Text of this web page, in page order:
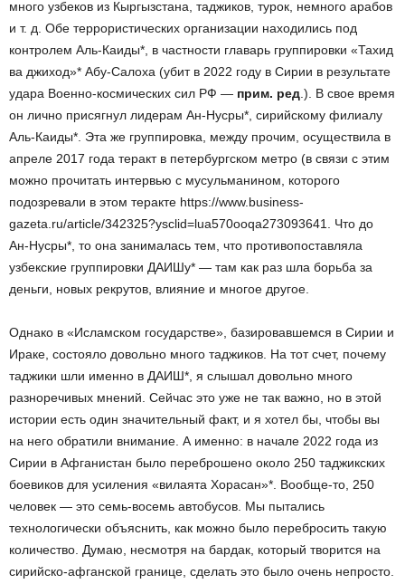
много узбеков из Кыргызстана, таджиков, турок, немного арабов
и т. д. Обе террористических организации находились под
контролем Аль-Каиды*, в частности главарь группировки «Тахид
ва джиход»* Абу-Салоха (убит в 2022 году в Сирии в результате
удара Военно-космических сил РФ — прим. ред .). В свое время
он лично присягнул лидерам Ан-Нусры*, сирийскому филиалу
Аль-Каиды*. Эта же группировка, между прочим, осуществила в
апреле 2017 года теракт в петербургском метро (в связи с этим
можно прочитать интервью с мусульманином, которого
подозревали в этом теракте https://www.business-
gazeta.ru/article/342325?ysclid=lua570ooqa273093641. Что до
Ан-Нусры*, то она занималась тем, что противопоставляла
узбекские группировки ДАИШу* — там как раз шла борьба за
деньги, новых рекрутов, влияние и многое другое.
Однако в «Исламском государстве», базировавшемся в Сирии и
Ираке, состояло довольно много таджиков. На тот счет, почему
таджики шли именно в ДАИШ*, я слышал довольно много
разноречивых мнений. Сейчас это уже не так важно, но в этой
истории есть один значительный факт, и я хотел бы, чтобы вы
на него обратили внимание. А именно: в начале 2022 года из
Сирии в Афганистан было переброшено около 250 таджикских
боевиков для усиления «вилаята Хорасан»*. Вообще-то, 250
человек — это семь-восемь автобусов. Мы пытались
технологически объяснить, как можно было перебросить такую
количество. Думаю, несмотря на бардак, который творится на
сирийско-афганской границе, сделать это было очень непросто.